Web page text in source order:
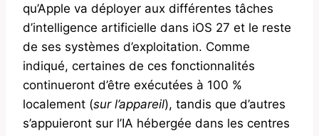
qu’Apple va déployer aux différentes tâches
d’intelligence artificielle dans iOS 27 et le reste
de ses systèmes d’exploitation. Comme
indiqué, certaines de ces fonctionnalités
continueront d’être exécutées à 100 %
localement (sur l’appareil), tandis que d’autres
s’appuieront sur l’IA hébergée dans les centres